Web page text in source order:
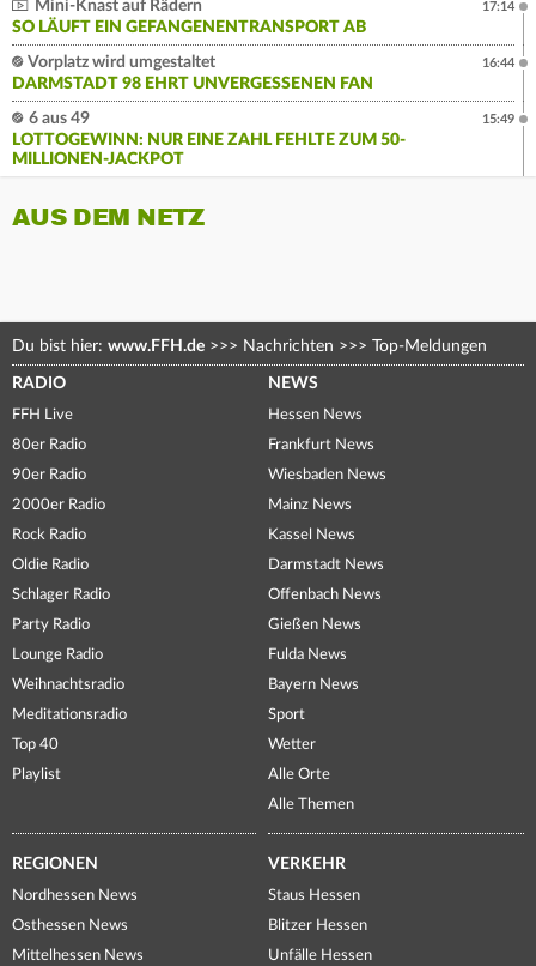
Mini-Knast auf Rädern
SO LÄUFT EIN GEFANGENENTRANSPORT AB
17:14
Vorplatz wird umgestaltet
DARMSTADT 98 EHRT UNVERGESSENEN FAN
16:44
6 aus 49
LOTTOGEWINN: NUR EINE ZAHL FEHLTE ZUM 50-
MILLIONEN-JACKPOT
15:49
AUS DEM NETZ
Du bist hier: www.FFH.de >>> Nachrichten >>> Top-Meldungen
RADIO
FFH Live
80er Radio
90er Radio
2000er Radio
Rock Radio
Oldie Radio
Schlager Radio
Party Radio
Lounge Radio
Weihnachtsradio
Meditationsradio
Top 40
Playlist
NEWS
Hessen News
Frankfurt News
Wiesbaden News
Mainz News
Kassel News
Darmstadt News
Offenbach News
Gießen News
Fulda News
Bayern News
Sport
Wetter
Alle Orte
Alle Themen
REGIONEN
Nordhessen News
Osthessen News
Mittelhessen News
VERKEHR
Staus Hessen
Blitzer Hessen
Unfälle Hessen